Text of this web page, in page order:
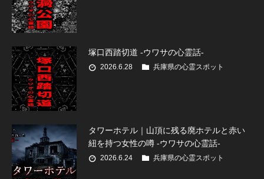
塚口西踏切道 -ウワサの心霊話-
2026.6.28 兵庫県の心霊スポット
タワーホテル｜山頂に残る廃ホテルと赤い
紐を持つ女性の噂 -ウワサの心霊話-
2026.6.24 兵庫県の心霊スポット